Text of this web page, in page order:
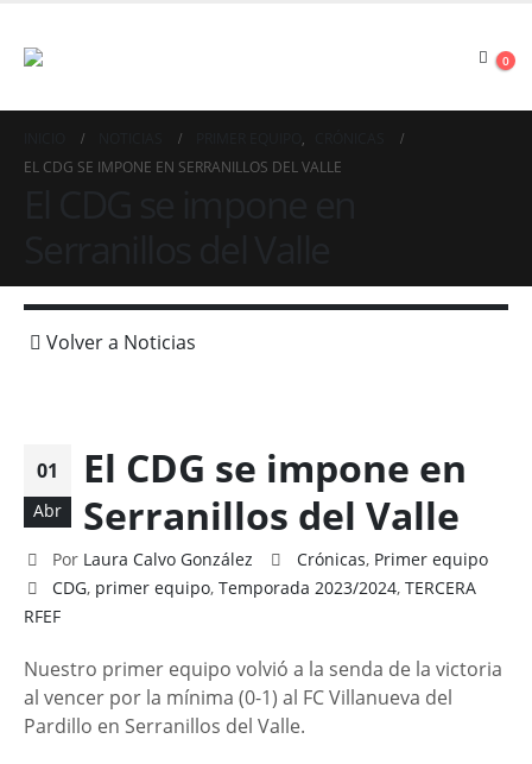
0
,
EL CDG SE IMPONE EN SERRANILLOS DEL VALLE
Volver a Noticias
01
Abr
El CDG se impone en
Serranillos del Valle
Por Laura Calvo González Crónicas, Primer equipo
CDG, primer equipo,Temporada 2023/2024,TERCERA
RFEF
Nuestro primer equipo volvió a la senda de la victoria
al vencer por la mínima (0-1) al FC Villanueva del
Pardillo en Serranillos del Valle.